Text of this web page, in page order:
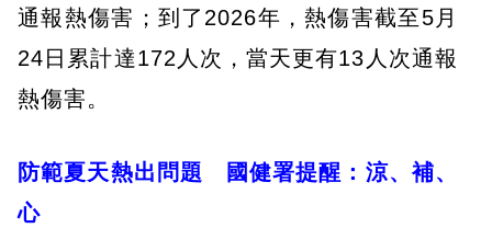
通報熱傷害；到了2026年，熱傷害截至5月
24日累計達172人次，當天更有13人次通報
熱傷害。
防範夏天熱出問題 國健署提醒：涼、補、
心